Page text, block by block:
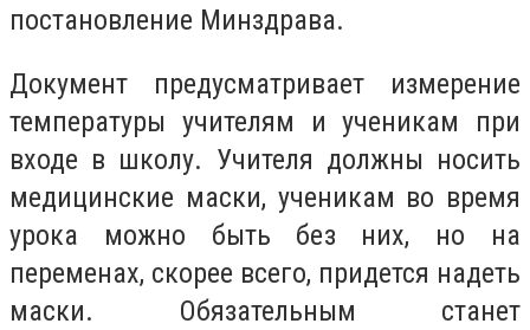
постановление Минздрава.
Документ предусматривает измерение
температуры учителям и ученикам при
входе в школу. Учителя должны носить
медицинские маски, ученикам во время
урока можно быть без них, но на
переменах, скорее всего, придется надеть
маски. Обязательным станет